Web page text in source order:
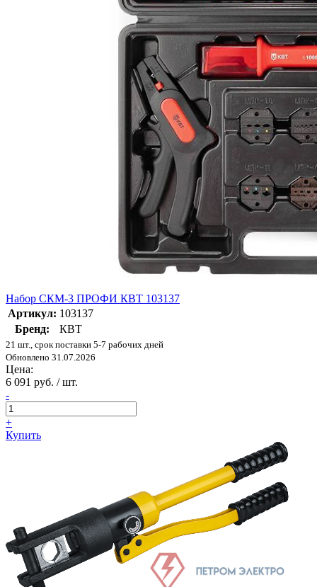
Набор СКМ-3 ПРОФИ КВТ 103137
Артикул: 103137
Бренд:
КВТ
21 шт., срок поставки 5-7 рабочих дней
Обновлено 31.07.2026
Цена:
6 091 руб. / шт.
-
+
Купить